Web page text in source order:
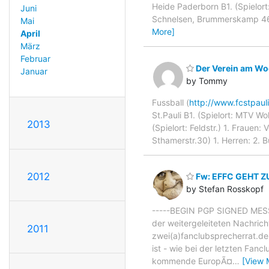
Juni
Mai
April
März
Februar
Januar
2013
2012
2011
Heide Paderborn B1.
Schnelsen, Brummerskamp
More]
Der Verein am
by Tommy
Fussball (http://
St.Pauli B1. (Spielort: MTV
(Spielort: Feldstr.) 1. Frauen:
Sthamerstr.30) 1. Herren: 2.
Fw: EFFC GEHT
by Stefan Rosskopf
-----BEGIN PGP SIGNED
der weitergeleiteten
ist - wie bei der letzten
kommende EuropÃ¤… [View